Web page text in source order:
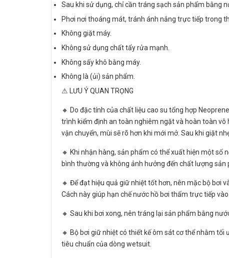
Sau khi sử dụng, chỉ cần tráng sạch sản phẩm bằng
Phơi nơi thoáng mát, tránh ánh nắng trực tiếp trong
Không giặt máy.
Không sử dụng chất tẩy rửa mạnh.
Không sấy khô bằng máy.
Không là (ủi) sản phẩm.
⚠ LƯU Ý QUAN TRỌNG
🔸 Do đặc tính của chất liệu cao su tổng hợp
trình kiểm định an toàn nghiêm ngặt và hoàn toàn
vận chuyển, mùi sẽ rõ hơn khi mới mở. Sau khi giặt
🔸 Khi nhận hàng, sản phẩm có thể xuất hiện một số
bình thường và không ảnh hưởng đến chất lượng
🔸 Để đạt hiệu quả giữ nhiệt tốt hơn, nên mặc bộ bơi
Cách này giúp hạn chế nước hồ bơi thấm trực tiếp vào
🔸 Sau khi bơi xong, nên tráng lại sản phẩm bằng
🔸 Bộ bơi giữ nhiệt có thiết kế ôm sát cơ thể nhằm
tiêu chuẩn của dòng wetsuit.